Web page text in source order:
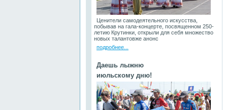
Ценители самодеятельного искусства,
побывав на гала-концерте, посвященном 250-
летию Крутинки, открыли для себя множество
новых талантовже анонс
подробнее...
Даешь лыжню
июльскому дню!